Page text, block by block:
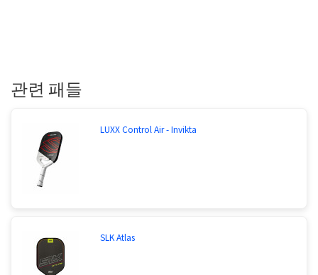
관련 패들
LUXX Control Air - Invikta
SLK Atlas